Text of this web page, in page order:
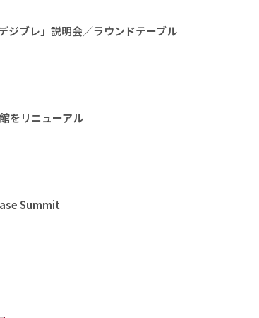
ブレ」説明会／ラウンドテーブル
をリニューアル
Summit